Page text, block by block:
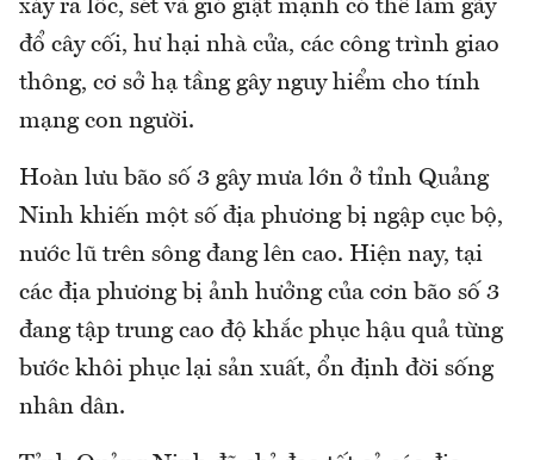
xảy ra lốc, sét và gió giật mạnh có thể làm gãy
đổ cây cối, hư hại nhà cửa, các công trình giao
thông, cơ sở hạ tầng gây nguy hiểm cho tính
mạng con người.
Hoàn lưu bão số 3 gây mưa lớn ở tỉnh Quảng
Ninh khiến một số địa phương bị ngập cục bộ,
nước lũ trên sông đang lên cao. Hiện nay, tại
các địa phương bị ảnh hưởng của cơn bão số 3
đang tập trung cao độ khắc phục hậu quả từng
bước khôi phục lại sản xuất, ổn định đời sống
nhân dân.